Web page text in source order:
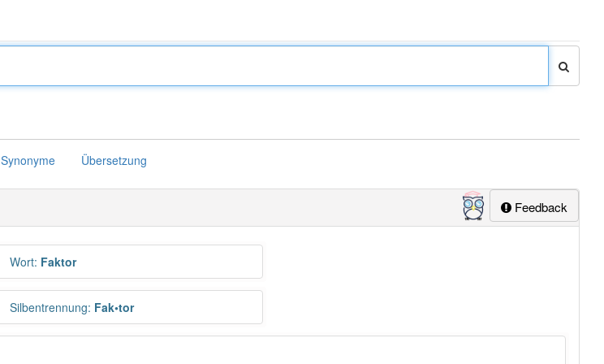
Synonyme Übersetzung
Feedback
Wort: Faktor
Silbentrennung: Fak•tor